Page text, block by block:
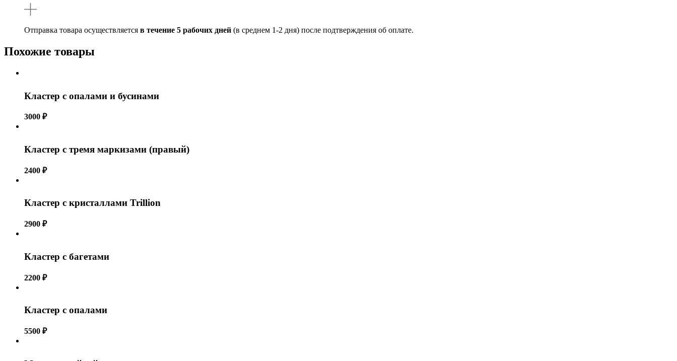
Отправка товара осуществляется в течение 5 рабочих дней (в среднем 1-2 дня) после подтверждения об оплате.
Похожие товары
Кластер с опалами и бусинами
3000 ₽
Кластер с тремя маркизами (правый)
2400 ₽
Кластер с кристаллами Trillion
2900 ₽
Кластер с багетами
2200 ₽
Кластер с опалами
5500 ₽